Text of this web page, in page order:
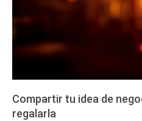
Compartir tu idea de
regalarla